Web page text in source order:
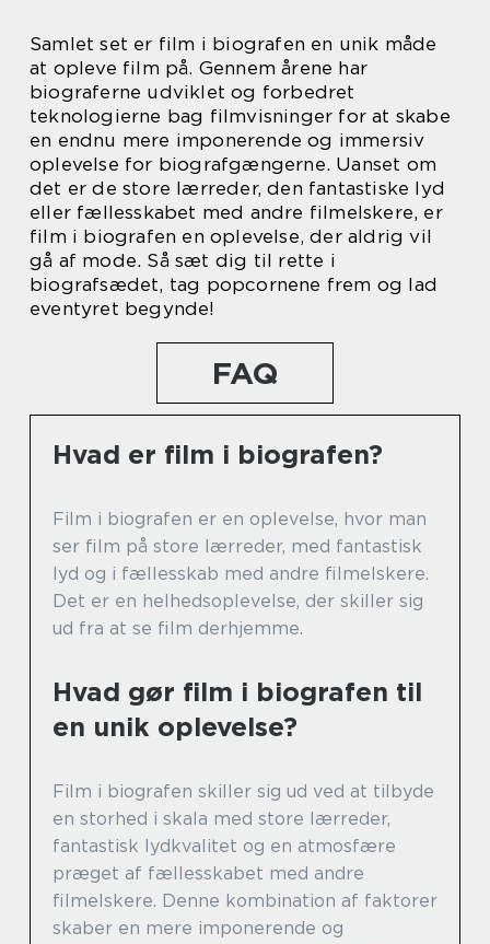
Samlet set er film i biografen en unik måde
at opleve film på. Gennem årene har
biograferne udviklet og forbedret
teknologierne bag filmvisninger for at skabe
en endnu mere imponerende og immersiv
oplevelse for biografgængerne. Uanset om
det er de store lærreder, den fantastiske lyd
eller fællesskabet med andre filmelskere, er
film i biografen en oplevelse, der aldrig vil
gå af mode. Så sæt dig til rette i
biografsædet, tag popcornene frem og lad
eventyret begynde!
FAQ
Hvad er film i biografen?
Film i biografen er en oplevelse, hvor man
ser film på store lærreder, med fantastisk
lyd og i fællesskab med andre filmelskere.
Det er en helhedsoplevelse, der skiller sig
ud fra at se film derhjemme.
Hvad gør film i biografen til
en unik oplevelse?
Film i biografen skiller sig ud ved at tilbyde
en storhed i skala med store lærreder,
fantastisk lydkvalitet og en atmosfære
præget af fællesskabet med andre
filmelskere. Denne kombination af faktorer
skaber en mere imponerende og